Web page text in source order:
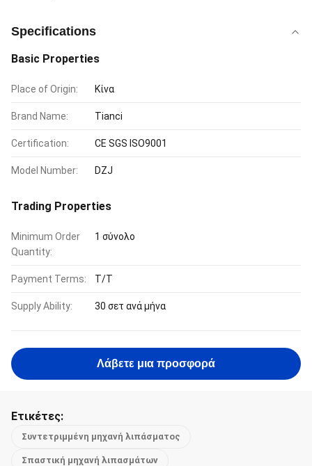
Specifications
Basic Properties
Place of Origin: Κίνα
Brand Name: Tianci
Certification: CE SGS ISO9001
Model Number: DZJ
Trading Properties
Minimum Order
Quantity:
1 σύνολο
Payment Terms: Τ/Τ
Supply Ability: 30 σετ ανά μήνα
Λάβετε μια προσφορά
Ετικέτες:
Συντετριμμένη μηχανή λιπάσματος
Σπαστική μηχανή λιπασμάτων